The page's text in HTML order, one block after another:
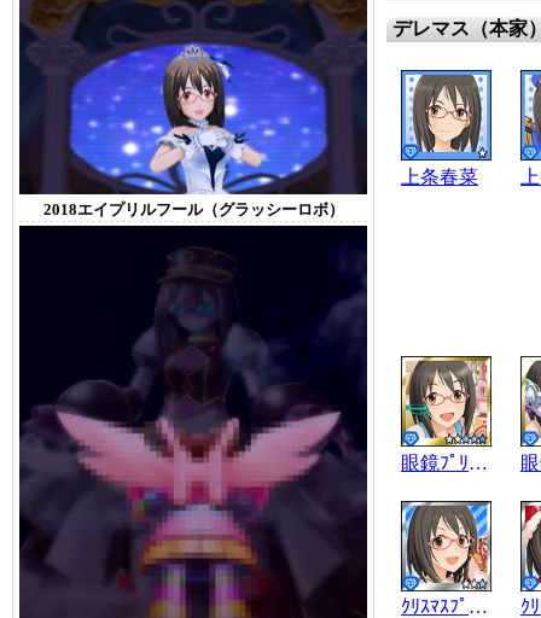
デレマス（本家
上条春菜
眼鏡ﾌﾟﾘﾝｾｽ
ｸﾘｽﾏｽﾌﾟﾚｾﾞﾝﾄ
2018エイプリルフール（グラッシーロボ）